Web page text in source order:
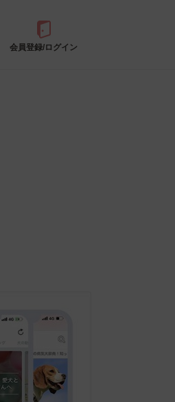
会員登録/ログイン